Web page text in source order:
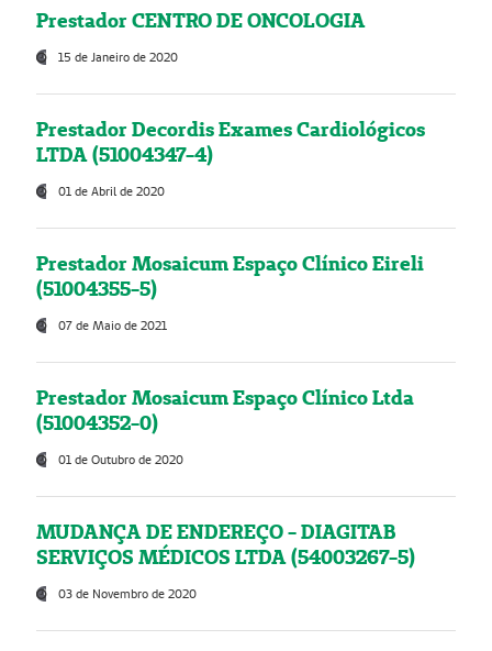
Prestador CENTRO DE ONCOLOGIA
15 de Janeiro de 2020
Prestador Decordis Exames Cardiológicos
LTDA (51004347-4)
01 de Abril de 2020
Prestador Mosaicum Espaço Clínico Eireli
(51004355-5)
07 de Maio de 2021
Prestador Mosaicum Espaço Clínico Ltda
(51004352-0)
01 de Outubro de 2020
MUDANÇA DE ENDEREÇO - DIAGITAB
SERVIÇOS MÉDICOS LTDA (54003267-5)
03 de Novembro de 2020